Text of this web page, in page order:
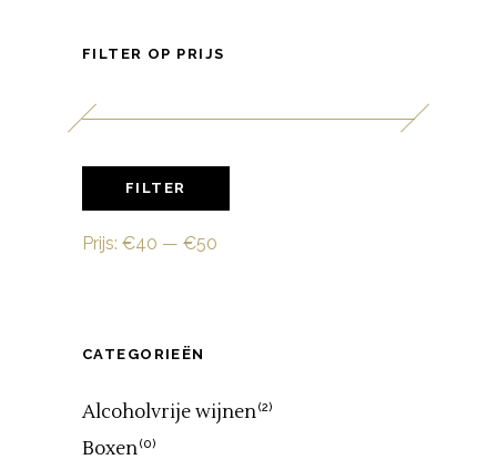
FILTER OP PRIJS
prijs
prijs
FILTER
Prijs: €40 — €50
CATEGORIEËN
Alcoholvrije wijnen(2)
Boxen(0)